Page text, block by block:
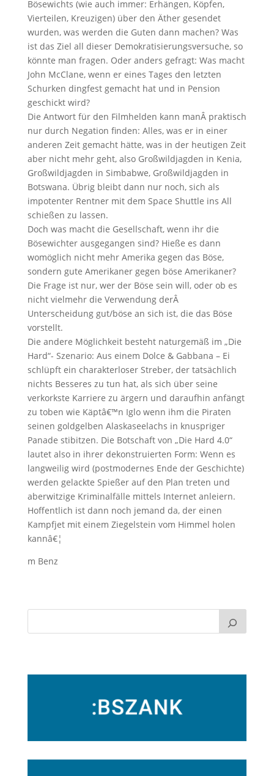
Bösewichts (wie auch immer: Erhängen, Köpfen,
Vierteilen, Kreuzigen) über den Äther gesendet
wurden, was werden die Guten dann machen? Was
ist das Ziel all dieser Demokratisierungsversuche, so
könnte man fragen. Oder anders gefragt: Was macht
John McClane, wenn er eines Tages den letzten
Schurken dingfest gemacht hat und in Pension
geschickt wird?
Die Antwort für den Filmhelden kann manÂ praktisch
nur durch Negation finden: Alles, was er in einer
anderen Zeit gemacht hätte, was in der heutigen Zeit
aber nicht mehr geht, also Großwildjagden in Kenia,
Großwildjagden in Simbabwe, Großwildjagden in
Botswana. Übrig bleibt dann nur noch, sich als
impotenter Rentner mit dem Space Shuttle ins All
schießen zu lassen.
Doch was macht die Gesellschaft, wenn ihr die
Bösewichter ausgegangen sind? Hieße es dann
womöglich nicht mehr Amerika gegen das Böse,
sondern gute Amerikaner gegen böse Amerikaner?
Die Frage ist nur, wer der Böse sein will, oder ob es
nicht vielmehr die Verwendung derÂ
Unterscheidung gut/böse an sich ist, die das Böse
vorstellt.
Die andere Möglichkeit besteht naturgemäß im „Die
Hard“- Szenario: Aus einem Dolce & Gabbana – Ei
schlüpft ein charakterloser Streber, der tatsächlich
nichts Besseres zu tun hat, als sich über seine
verkorkste Karriere zu ärgern und daraufhin anfängt
zu toben wie Käptâ€™n Iglo wenn ihm die Piraten
seinen goldgelben Alaskaseelachs in knuspriger
Panade stibitzen. Die Botschaft von „Die Hard 4.0“
lautet also in ihrer dekonstruierten Form: Wenn es
langweilig wird (postmodernes Ende der Geschichte)
werden gelackte Spießer auf den Plan treten und
aberwitzige Kriminalfälle mittels Internet anleiern.
Hoffentlich ist dann noch jemand da, der einen
Kampfjet mit einem Ziegelstein vom Himmel holen
kannâ€¦
m Benz